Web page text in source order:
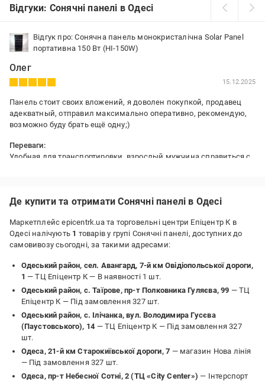
Відгуки: Сонячні панелі в Одесі
Відгук про: Сонячна панель монокристалічна Solar Panel
портативна 150 Вт (HI-150W)
Олег
15.12.2025
Панель стоит своих вложений, я доволен покупкой, продавец
адекватный, отправил максимально оперативно, рекомендую,
возможно буду брать ещё одну;)
Переваги:
Удобная для транспортировки, взрослый мужчина справиться с
Недоліки:
Де купити та отримати Сонячні панелі в Одесі
Маркетплейс epicentrk.ua та торговельні центри Епіцентр К в
Одесі налічують 1 товарів у групі Сонячні панелі, доступних до
самовивозу сьогодні, за такими адресами:
Одеський район, сел. Авангард, 7-й км Овідіопольської дороги,
1 — ТЦ Епіцентр К — В наявності 1 шт.
Одеський район, с. Таїрове, пр-т Полковника Гуляєва, 99 — ТЦ
Епіцентр К — Під замовлення 327 шт.
Одеський район, с. Ілічанка, вул. Володимира Гусєва
(Паустовського), 14 — ТЦ Епіцентр К — Під замовлення 327
шт.
Одеса, 21-й км Старокиївської дороги, 7 — магазин Нова лінія
— Під замовлення 327 шт.
Одеса, пр-т Небесної Сотні, 2 (ТЦ «City Center») — Інтерспорт